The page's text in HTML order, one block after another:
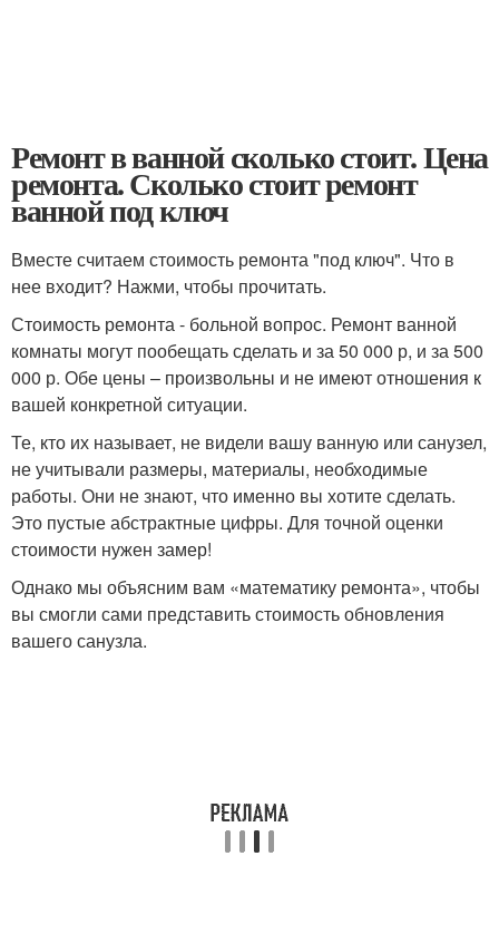
Ремонт в ванной сколько стоит. Цена
ремонта. Сколько стоит ремонт
ванной под ключ
Вместе считаем стоимость ремонта "под ключ". Что в
нее входит? Нажми, чтобы прочитать.
Стоимость ремонта - больной вопрос. Ремонт ванной
комнаты могут пообещать сделать и за 50 000 р, и за 500
000 р. Обе цены – произвольны и не имеют отношения к
вашей конкретной ситуации.
Те, кто их называет, не видели вашу ванную или санузел,
не учитывали размеры, материалы, необходимые
работы. Они не знают, что именно вы хотите сделать.
Это пустые абстрактные цифры. Для точной оценки
стоимости нужен замер!
Однако мы объясним вам «математику ремонта», чтобы
вы смогли сами представить стоимость обновления
вашего санузла.